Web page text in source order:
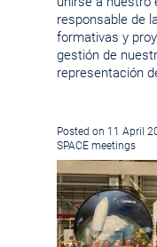
responsable de
formativas y
gestión de
representación
Posted on 11 April
SPACE meetings